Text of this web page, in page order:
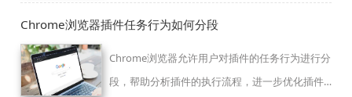
Chrome浏览器插件任务行为如何分段
Chrome浏览器允许用户对插件的任务行为进行分
段，帮助分析插件的执行流程，进一步优化插件